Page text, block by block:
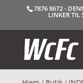
7876 8672 -
LINKER TIL